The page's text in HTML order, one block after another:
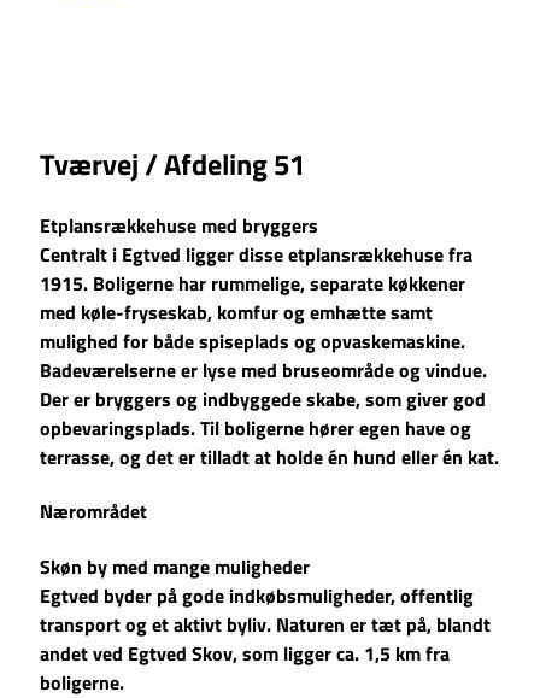
Tværvej / Afdeling 51
Etplansrækkehuse med bryggers
Centralt i Egtved ligger disse etplansrækkehuse fra
1915. Boligerne har rummelige, separate køkkener
med køle-fryseskab, komfur og emhætte samt
mulighed for både spiseplads og opvaskemaskine.
Badeværelserne er lyse med bruseområde og vindue.
Der er bryggers og indbyggede skabe, som giver god
opbevaringsplads. Til boligerne hører egen have og
terrasse, og det er tilladt at holde én hund eller én kat.
Nærområdet
Skøn by med mange muligheder
Egtved byder på gode indkøbsmuligheder, offentlig
transport og et aktivt byliv. Naturen er tæt på, blandt
andet ved Egtved Skov, som ligger ca. 1,5 km fra
boligerne.